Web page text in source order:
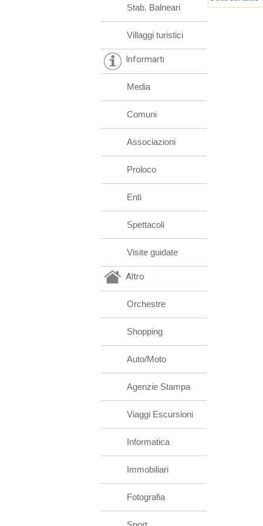
Stab. Balneari
Villaggi turistici
Informarti
Media
Comuni
Associazioni
Proloco
Enti
Spettacoli
Visite guidate
Altro
Orchestre
Shopping
Auto/Moto
Agenzie Stampa
Viaggi Escursioni
Informatica
Immobiliari
Fotografia